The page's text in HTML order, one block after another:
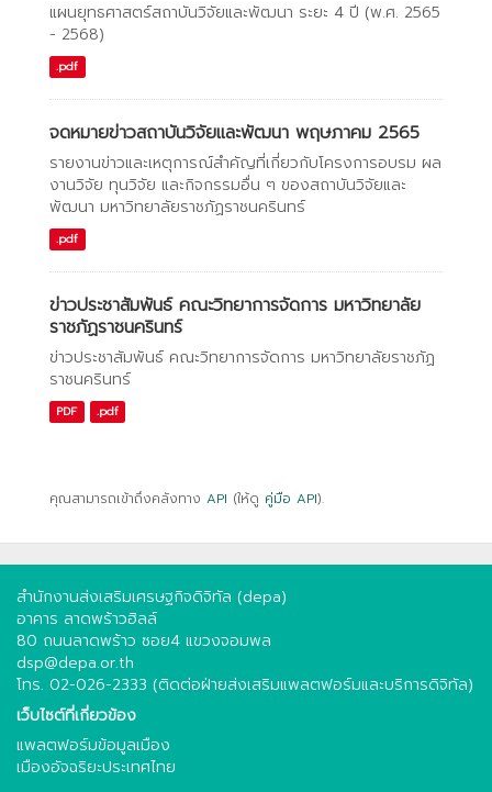
แผนยุทธศาสตร์สถาบันวิจัยและพัฒนา ระยะ 4 ปี (พ.ศ. 2565
- 2568)
.pdf
จดหมายข่าวสถาบันวิจัยและพัฒนา พฤษภาคม 2565
รายงานข่าวและเหตุการณ์สำคัญที่เกี่ยวกับโครงการอบรม ผล
งานวิจัย ทุนวิจัย และกิจกรรมอื่น ๆ ของสถาบันวิจัยและ
พัฒนา มหาวิทยาลัยราชภัฏราชนครินทร์
.pdf
ข่าวประชาสัมพันธ์ คณะวิทยาการจัดการ มหาวิทยาลัย
ราชภัฏราชนครินทร์
ข่าวประชาสัมพันธ์ คณะวิทยาการจัดการ มหาวิทยาลัยราชภัฏ
ราชนครินทร์
PDF .pdf
คุณสามารถเข้าถึงคลังทาง API (ให้ดู คู่มือ API).
สำนักงานส่งเสริมเศรษฐกิจดิจิทัล (depa)
อาคาร ลาดพร้าวฮิลล์
80 ถนนลาดพร้าว ซอย4 แขวงจอมพล
dsp@depa.or.th
โทร. 02-026-2333 (ติดต่อฝ่ายส่งเสริมแพลตฟอร์มและบริการดิจิทัล)
เว็บไซต์ที่เกี่ยวข้อง
แพลตฟอร์มข้อมูลเมือง
เมืองอัจฉริยะประเทศไทย